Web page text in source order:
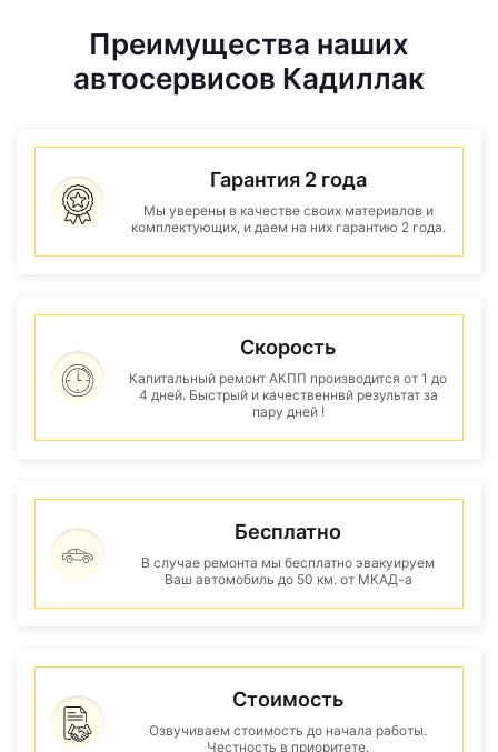
Преимущества наших
автосервисов Кадиллак
Гарантия 2 года
Мы уверены в качестве своих материалов и
комплектующих, и даем на них гарантию 2 года.
Скорость
Капитальный ремонт АКПП производится от 1 до
4 дней. Быстрый и качественнвй результат за
пару дней !
Бесплатно
В случае ремонта мы бесплатно эвакуируем
Ваш автомобиль до 50 км. от МКАД-а
Стоимость
Озвучиваем стоимость до начала работы.
Честность в приоритете.